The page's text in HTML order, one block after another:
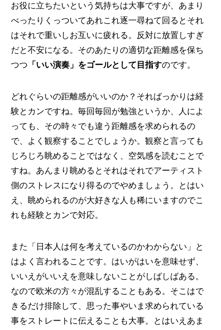
お役に立ちたいという気持ちは大事ですが、あまり
べったりくっついてあれこれ逐一尋ねて回るとそれ
はそれで重いしお互いに疲れる。反対に放置しすぎ
だと不安になる。そのあたりの適切な距離感を保ち
つつ 「いい演奏」をゴールとして目指すのです。
どれぐらいの距離感がいいのか？そればっかりは経
験とカンですね。毎回毎回が勉強というか、人によ
っても、その時々でも違う距離感を求められるの
で、よく観察することでしょうか。観察と言っても
じろじろ眺めることではなく、空気感を読むことで
すね。あんまり眺めるとそれはそれでアーティスト
側のストレスになり得るのでやめましょう。とはい
え、眺められるのが大好きな人も稀にいますのでこ
れも経験とカンで対応。
また「日本人は何を考えているのかわからない」と
はよく言われることです。はいがはいを意味せず、
いいえがいいえを意味しないことがしばしばある。
なので欧米の方々が混乱することもある。そこはで
きるだけ排除して、思った事やいま求められている
事をストレートに伝えることも大事。とはいえあま